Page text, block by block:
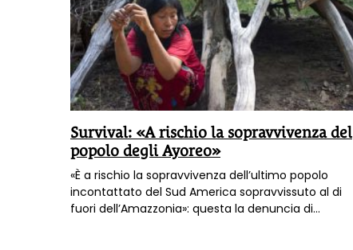
Survival: «A rischio la sopravvivenza del
popolo degli Ayoreo»
«È a rischio la sopravvivenza dell’ultimo popolo
incontattato del Sud America sopravvissuto al di
fuori dell’Amazzonia»: questa la denuncia di